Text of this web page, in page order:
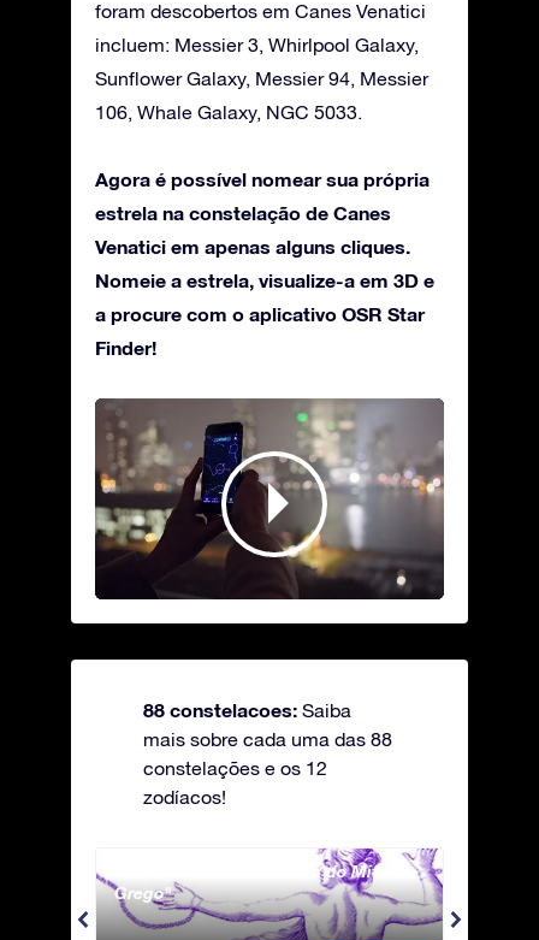
foram descobertos em Canes Venatici
incluem: Messier 3, Whirlpool Galaxy,
Sunflower Galaxy, Messier 94, Messier
106, Whale Galaxy, NGC 5033.
Agora é possível nomear sua própria
estrela na constelação de Canes
Venatici em apenas alguns cliques.
Nomeie a estrela, visualize-a em 3D e
a procure com o aplicativo OSR Star
Finder!
88 constelacoes: Saiba
mais sobre cada uma das 88
constelações e os 12
zodíacos!
Andromeda - A Princesa do Mito
Grego